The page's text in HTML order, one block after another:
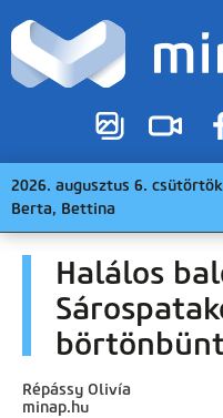
2026. augusztus 6. csütörtök |
Berta, Bettina
Halálos
Répássy Olivía
minap.hu